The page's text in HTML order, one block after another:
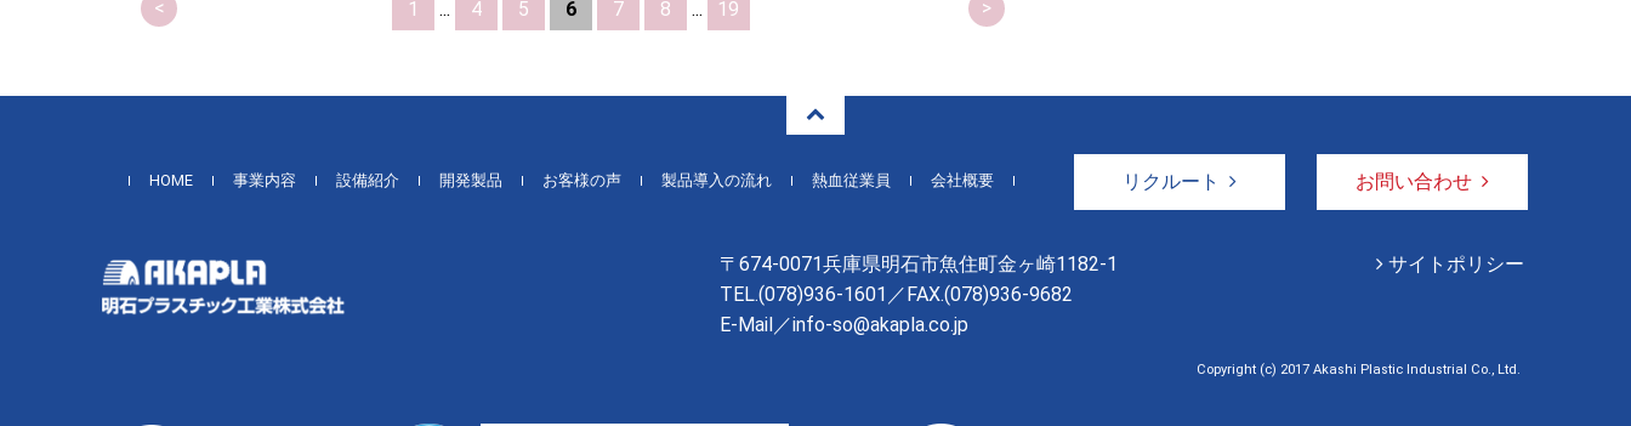
< 1 ... 4 5 6 7 8 ... 19 >
HOME 事業内容 設備紹介 開発製品 お客様の声 製品導入の流れ 熱血従業員 会社概要 リクルート お問い合わせ
〒674-0071兵庫県明石市魚住町金ヶ崎1182-1
TEL.(078)936-1601 ／FAX.(078)936-9682
E-Mail／info-so@akapla.co.jp
サイトポリシー
Copyright (c) 2017 Akashi Plastic Industrial Co., Ltd.